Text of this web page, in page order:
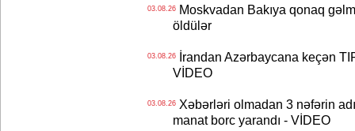
03.08.26Moskvadan Bakıya qonaq
öldülər
03.08.26İrandan Azərbaycana keçən
VİDEO
03.08.26Xəbərləri olmadan 3 nəfərin
manat borc yarandı - VİDEO